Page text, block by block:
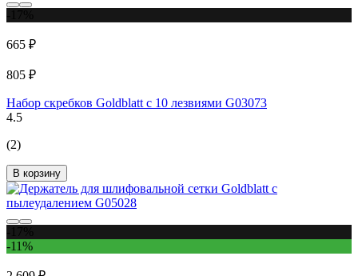
665 ₽
805 ₽
Набор скребков Goldblatt с 10 лезвиями G03073
4.5
(2)
В корзину
-11%